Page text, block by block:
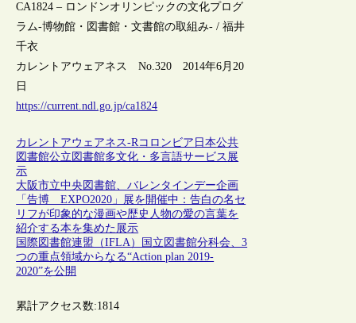
CA1824 – ロンドンオリンピックの文化プログ
ラム-博物館・図書館・文書館の取組み- / 福井
千衣
カレントアウェアネス No.320 2014年6月20
日
https://current.ndl.go.jp/ca1824
カレントアウェアネス-Rコロンビア 日本公共
図書館公立図書館多文化・多言語サービス 展
示
大阪市立中央図書館、バレンタインデー企画
「告博 EXPO2020」展を開催中：告白の名セ
リフが印象的な漫画や歴史人物の愛の言葉を
紹介する本を集めた展示
国際図書館連盟（IFLA）国立図書館分科会、3
つの重点領域からなる“Action plan 2019-
2020”を公開
累計アクセス数:1814